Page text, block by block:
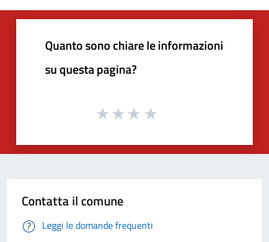
Quanto sono chiare le informazioni
su questa pagina?
Contatta il comune
Leggi le domande frequenti